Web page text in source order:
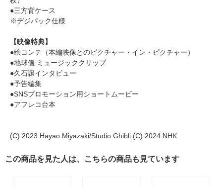
●三方背ケース
※デジパック仕様
【映像特典】
●絵コンテ（本編映像とのピクチャー・イン・ピクチャー）
●地球儀 ミュージッククリップ
●久石譲インタビュー
●予告編集
●SNSプロモーション用ショートムービー
●アフレコ台本
(C) 2023 Hayao Miyazaki/Studio Ghibli (C) 2024 NHK
この商品を見た人は、こちらの商品も見ています